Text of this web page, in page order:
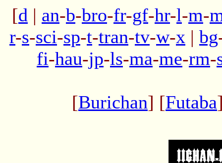
[d | an-b-bro-fr-gf-hr-l-m-
r-s-sci-sp-t-tran-tv-w-x | bg
fi-hau-jp-ls-ma-me-rm-
[Burichan] [Futaba